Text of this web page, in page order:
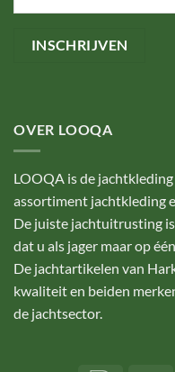
OVER LOOQA
LOOQA is de
assortiment jachtkleding
De juiste jachtuitrusting
dat u als jager maar op
De jachtartikelen van
kwaliteit en beiden
de jachtsector.